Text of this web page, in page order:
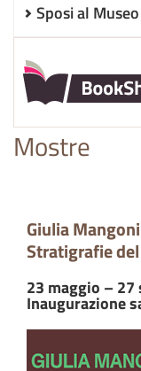
Sposi al Museo
Mostre
Giulia Mangoni
Stratigrafie
23 maggio –
Inaugurazione